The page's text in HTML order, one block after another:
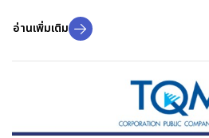
อ่านเพิ่มเติม